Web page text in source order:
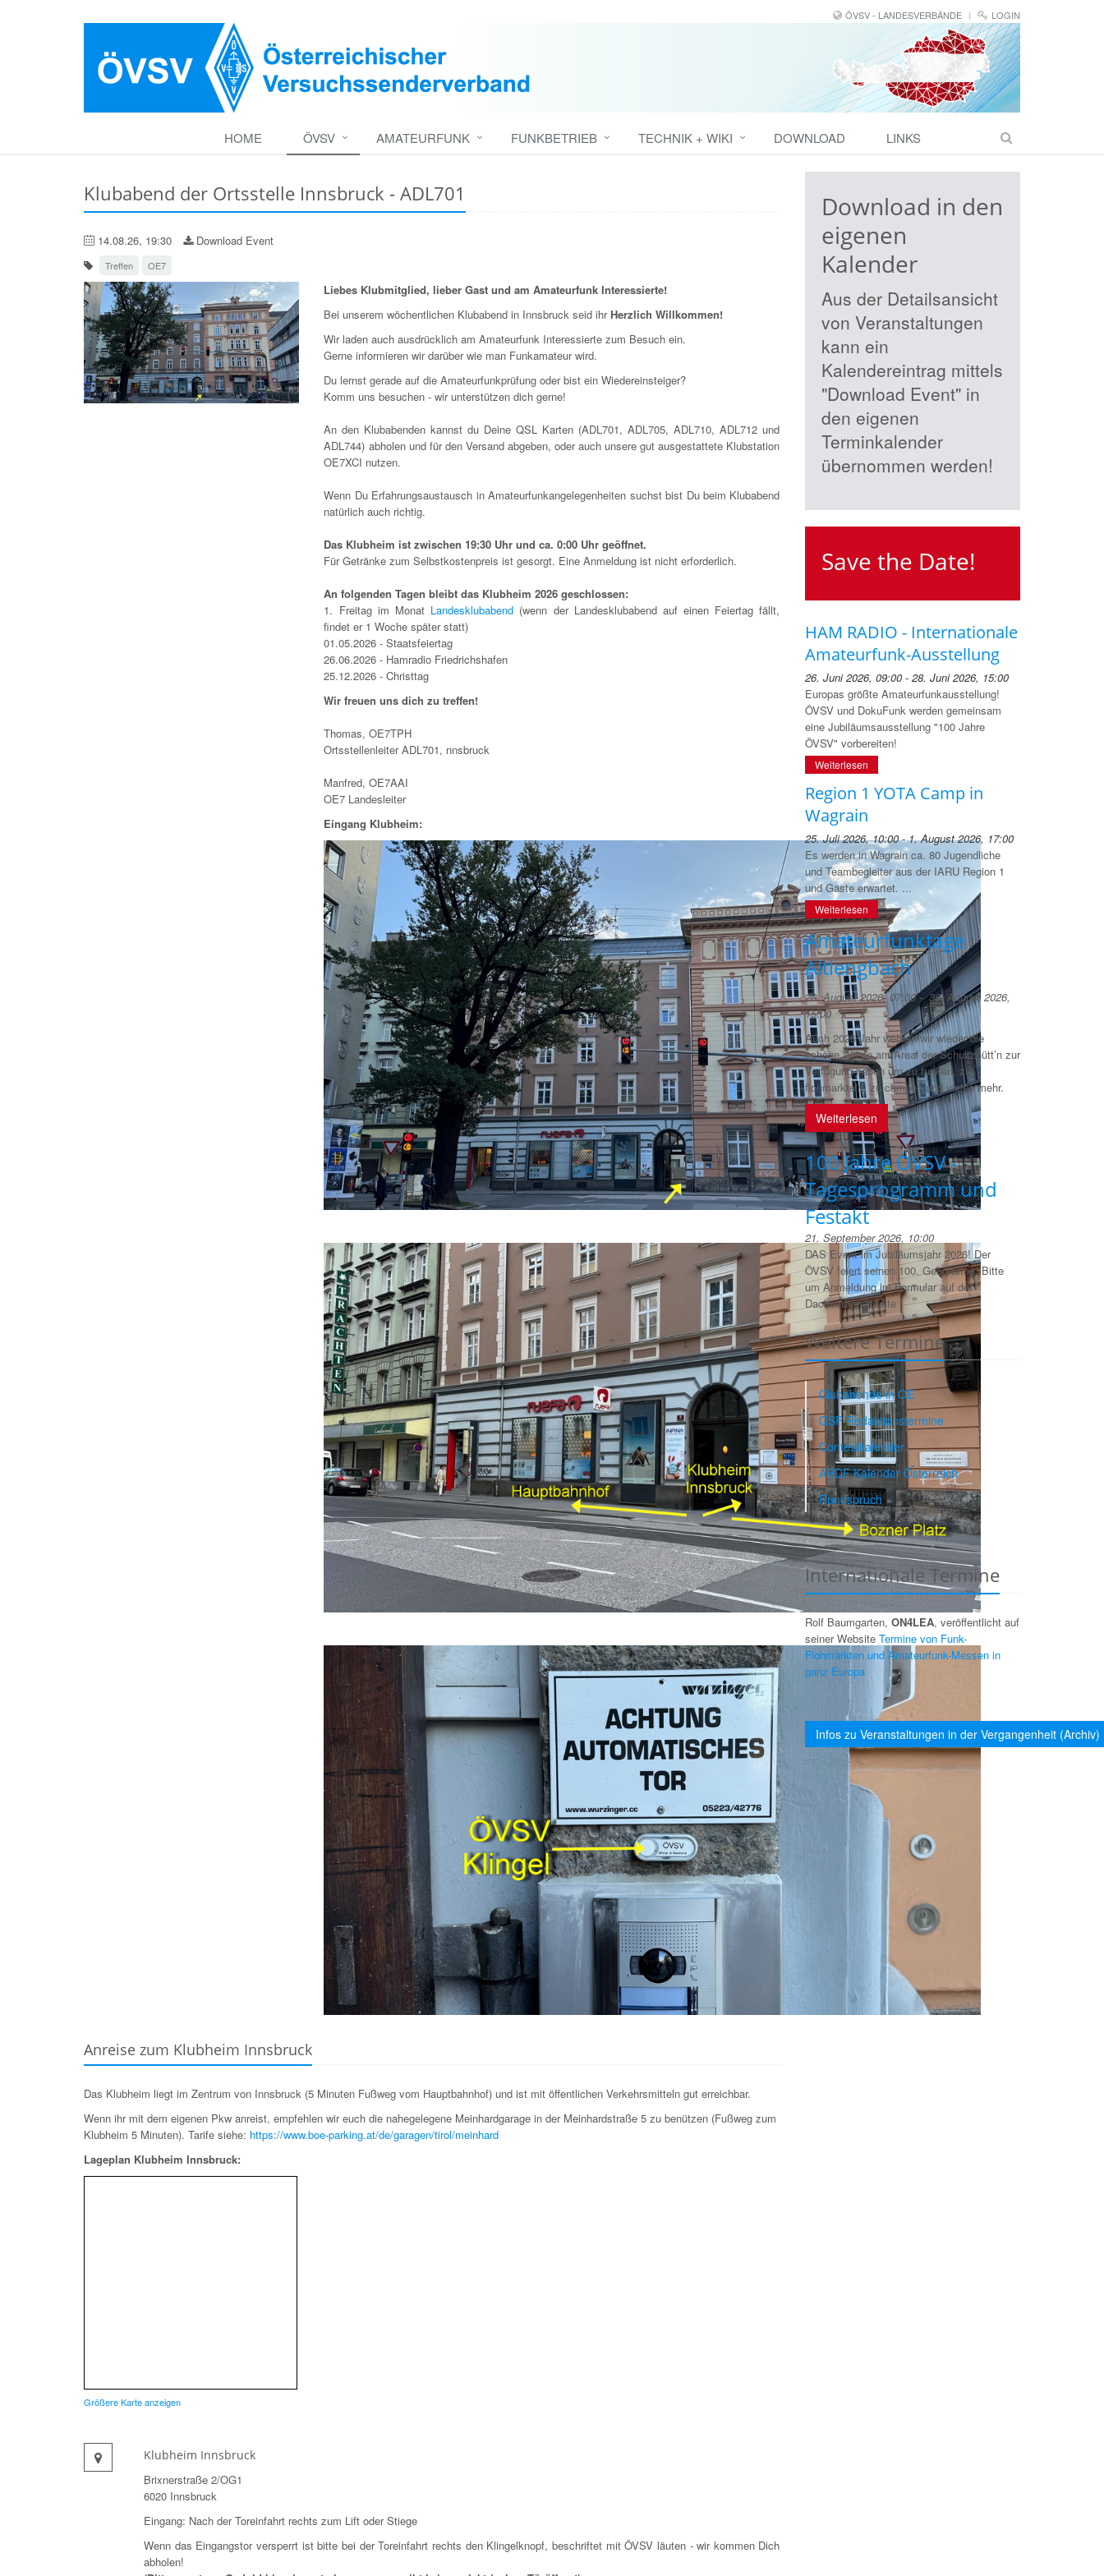
ÖVSV - LANDESVERBÄNDE LOGIN
HOME ÖVSV AMATEURFUNK FUNKBETRIEB TECHNIK + WIKI DOWNLOAD LINKS
Klubabend der Ortsstelle Innsbruck - ADL701
14.08.26, 19:30 Download Event
Treffen OE7
Liebes Klubmitglied, lieber Gast und am Amateurfunk Interessierte!
Bei unserem wöchentlichen Klubabend in Innsbruck seid ihr Herzlich Willkommen!
Wir laden auch ausdrücklich am Amateurfunk Interessierte zum Besuch ein.
Gerne informieren wir darüber wie man Funkamateur wird.
Du lernst gerade auf die Amateurfunkprüfung oder bist ein Wiedereinsteiger?
Komm uns besuchen - wir unterstützen dich gerne!
An den Klubabenden kannst du Deine QSL Karten (ADL701, ADL705, ADL710, ADL712 und
ADL744) abholen und für den Versand abgeben, oder auch unsere gut ausgestattete Klubstation
OE7XCI nutzen.
Wenn Du Erfahrungsaustausch in Amateurfunkangelegenheiten suchst bist Du beim Klubabend
natürlich auch richtig.
Das Klubheim ist zwischen 19:30 Uhr und ca. 0:00 Uhr geöffnet.
Für Getränke zum Selbstkostenpreis ist gesorgt. Eine Anmeldung ist nicht erforderlich.
An folgenden Tagen bleibt das Klubheim 2026 geschlossen:
1. Freitag im Monat Landesklubabend (wenn der Landesklubabend auf einen Feiertag fällt,
findet er 1 Woche später statt)
01.05.2026 - Staatsfeiertag
26.06.2026 - Hamradio Friedrichshafen
25.12.2026 - Christtag
Wir freuen uns dich zu treffen!
Thomas, OE7TPH
Ortsstellenleiter ADL701, nnsbruck
Manfred, OE7AAI
OE7 Landesleiter
Eingang Klubheim:
Anreise zum Klubheim Innsbruck
Das Klubheim liegt im Zentrum von Innsbruck (5 Minuten Fußweg vom Hauptbahnhof) und ist mit öffentlichen Verkehrsmitteln gut erreichbar.
Wenn ihr mit dem eigenen Pkw anreist, empfehlen wir euch die nahegelegene Meinhardgarage in der Meinhardstraße 5 zu benützen (Fußweg zum
Klubheim 5 Minuten). Tarife siehe: https://www.boe-parking.at/de/garagen/tirol/meinhard
Lageplan Klubheim Innsbruck:
Größere Karte anzeigen
Klubheim Innsbruck
Brixnerstraße 2/OG1
6020 Innsbruck
Eingang: Nach der Toreinfahrt rechts zum Lift oder Stiege
Wenn das Eingangstor versperrt ist bitte bei der Toreinfahrt rechts den Klingelknopf, beschriftet mit ÖVSV läuten - wir kommen Dich
abholen!
Download in den
eigenen
Kalender
Aus der Detailsansicht
von Veranstaltungen
kann ein
Kalendereintrag mittels
"Download Event" in
den eigenen
Terminkalender
übernommen werden!
Save the Date!
HAM RADIO - Internationale
Amateurfunk-Ausstellung
26. Juni 2026, 09:00 - 28. Juni 2026, 15:00
Europas größte Amateurfunkausstellung!
ÖVSV und DokuFunk werden gemeinsam
eine Jubiläumsausstellung "100 Jahre
ÖVSV" vorbereiten!
Weiterlesen
Region 1 YOTA Camp in
Wagrain
25. Juli 2026, 10:00 - 1. August 2026, 17:00
Es werden in Wagrain ca. 80 Jugendliche
und Teambegleiter aus der IARU Region 1
und Gäste erwartet. ...
Weiterlesen
Amateurfunktage
Altlengbach
28. August 2026, 07:00 - 30. August 2026,
15:00
Auch 2026 Jahr werden wir wieder die
schöne Wiese am Areal der Schultzhütt’n zur
Verfügung haben um zu funken, zu
flohmarkteln, zu campen und vieles mehr.
Weiterlesen
100 Jahre ÖVSV -
Tagesprogramm und
Festakt
21. September 2026, 10:00
DAS Event im Jubiläumsjahr 2026! Der
ÖVSV feiert seinen 100. Geburtstag. Bitte
um Anmeldung im Formular auf der
Dachverbandsseite
Weitere Termine
Clubabende in OE
QSP Redaktionstermine
Contestkalender
ARDF Kalender Österreich
Rundspruch
Internationale Termine
Rolf Baumgarten, ON4LEA, veröffentlicht auf
seiner Website Termine von Funk-
Flohmärkten und Amateurfunk-Messen in
ganz Europa
Infos zu Veranstaltungen in der Vergangenheit (Archiv)